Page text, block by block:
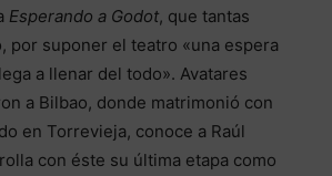
Esperando a Godot, que tantas
por suponer el teatro «una espera
a llenar del todo». Avatares
a Bilbao, donde matrimonió con
en Torrevieja, conoce a Raúl
con éste su última etapa como